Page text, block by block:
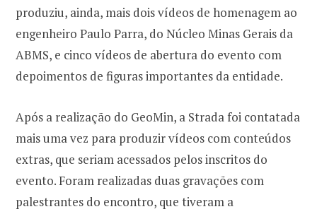
produziu, ainda, mais dois vídeos de homenagem ao
engenheiro Paulo Parra, do Núcleo Minas Gerais da
ABMS, e cinco vídeos de abertura do evento com
depoimentos de figuras importantes da entidade.
Após a realização do GeoMin, a Strada foi contatada
mais uma vez para produzir vídeos com conteúdos
extras, que seriam acessados pelos inscritos do
evento. Foram realizadas duas gravações com
palestrantes do encontro, que tiveram a